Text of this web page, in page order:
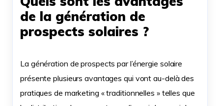
de la génération de
prospects solaires ?
La génération de prospects par l’énergie solaire
présente plusieurs avantages qui vont au-delà des
pratiques de marketing « traditionnelles » telles que